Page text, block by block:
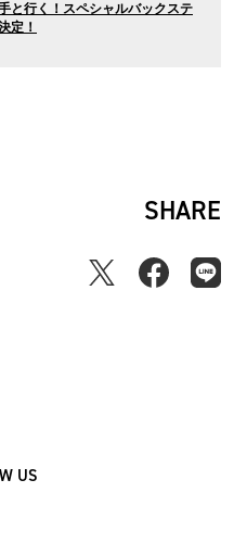
と行く！スペシャルバックステ
定！
SHARE
US